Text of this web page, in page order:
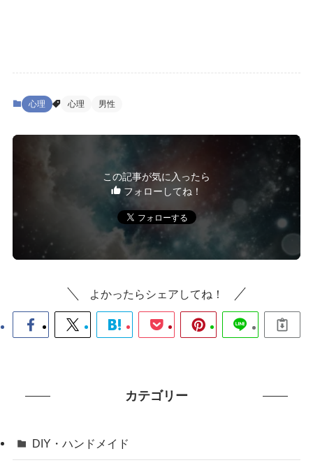
心理 心理 男性
この記事が気に入ったら
フォローしてね！
よかったらシェアしてね！
カテゴリー
DIY・ハンドメイド